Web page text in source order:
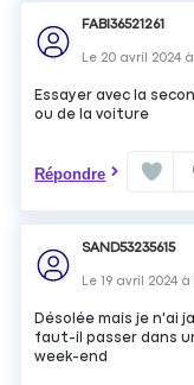
FABI36521261
Le 20 avril 2024 à
Essayer avec la
ou de la voiture
Répondre
SAND53235615
Le19 avril 2024 à
Désolée mais je n'ai
faut-il passer dans
week-end